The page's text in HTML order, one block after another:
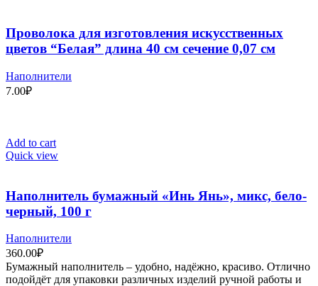
Проволока для изготовления искусственных
цветов “Белая” длина 40 см сечение 0,07 см
Наполнители
7.00₽
Add to cart
Quick view
Наполнитель бумажный «Инь Янь», микс, бело-
черный, 100 г
Наполнители
360.00₽
Бумажный наполнитель – удобно, надёжно, красиво. Отлично
подойдёт для упаковки различных изделий ручной работы и